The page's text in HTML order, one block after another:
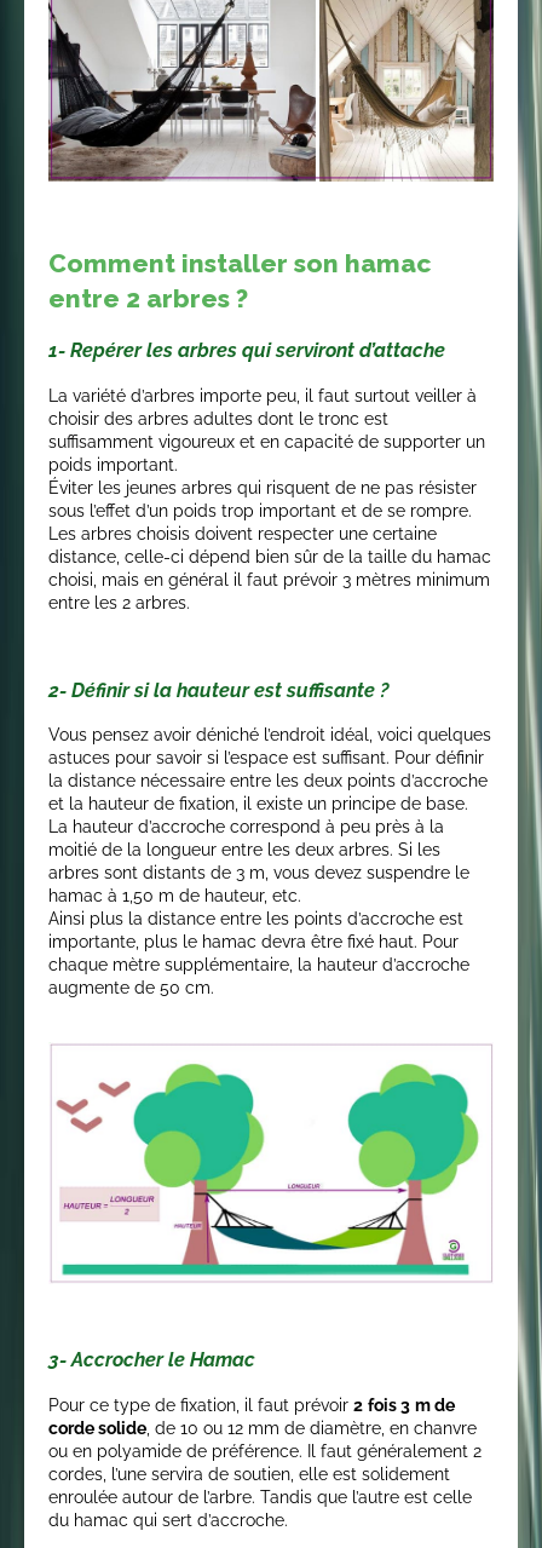
Comment installer son hamac
entre 2 arbres ?
1- Repérer les arbres qui serviront d’attache
La variété d’arbres importe peu, il faut surtout veiller à
choisir des arbres adultes dont le tronc est
suffisamment vigoureux et en capacité de supporter un
poids important.
Éviter les jeunes arbres qui risquent de ne pas résister
sous l’effet d’un poids trop important et de se rompre.
Les arbres choisis doivent respecter une certaine
distance, celle-ci dépend bien sûr de la taille du hamac
choisi, mais en général il faut prévoir 3 mètres minimum
entre les 2 arbres.
2- Définir si la hauteur est suffisante ?
Vous pensez avoir déniché l’endroit idéal, voici quelques
astuces pour savoir si l’espace est suffisant. Pour définir
la distance nécessaire entre les deux points d’accroche
et la hauteur de fixation, il existe un principe de base.
La hauteur d’accroche correspond à peu près à la
moitié de la longueur entre les deux arbres. Si les
arbres sont distants de 3 m, vous devez suspendre le
hamac à 1,50 m de hauteur, etc.
Ainsi plus la distance entre les points d’accroche est
importante, plus le hamac devra être fixé haut. Pour
chaque mètre supplémentaire, la hauteur d’accroche
augmente de 50 cm.
3- Accrocher le Hamac
Pour ce type de fixation, il faut prévoir 2 fois 3 m de
corde solide , de 10 ou 12 mm de diamètre, en chanvre
ou en polyamide de préférence. Il faut généralement 2
cordes, l’une servira de soutien, elle est solidement
enroulée autour de l’arbre. Tandis que l’autre est celle
du hamac qui sert d’accroche.